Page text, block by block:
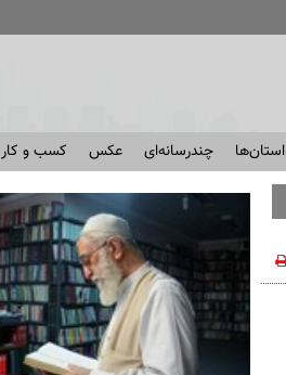
استان‌ها چندرسانه‌ای عکس کسب و کار